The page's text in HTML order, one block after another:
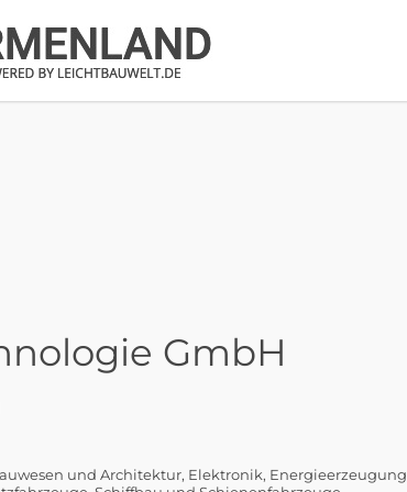
GmbH
und Architektur Elektronik Energieerzeugung